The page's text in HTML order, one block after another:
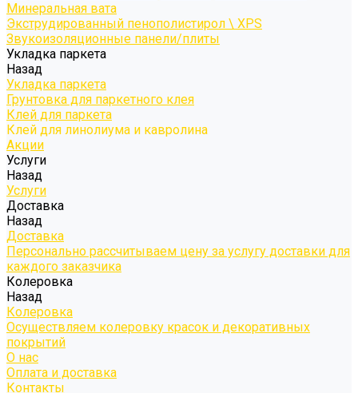
Минеральная вата
Экструдированный пенополистирол \ XPS
Звукоизоляционные панели/плиты
Укладка паркета
Назад
Укладка паркета
Грунтовка для паркетного клея
Клей для паркета
Клей для линолиума и кавролина
Акции
Услуги
Назад
Услуги
Доставка
Назад
Доставка
Персонально рассчитываем цену за услугу доставки для
каждого заказчика
Колеровка
Назад
Колеровка
Осуществляем колеровку красок и декоративных
покрытий
О нас
Оплата и доставка
Контакты